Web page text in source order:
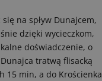
na spływ Dunajcem,
dzięki wycieczkom,
doświadczenie, o
tratwą flisacką
15 min, a do Krościenka